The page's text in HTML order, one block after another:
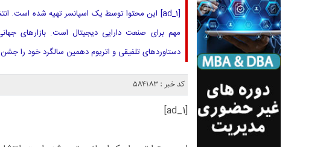
مهم برای صنعت دارایی دیجیتال است. بازارهای
دستاوردهای تلفیقی و اتریوم دهمین سالگرد خود را جشن
کد خبر : 584183
[ad_1]